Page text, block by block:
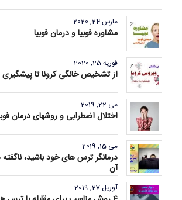
مارس 24, 2020
مشاوره فوبیا و درمان فوبیا
فوریه 25, 2020
از تشخیص خانگی کرونا تا
می 22, 2019
اختلال اضطرابی و روشهای درمان
می 15, 2019
درمانگر ترس های خود باشید،
آن
آوریل 27, 2019